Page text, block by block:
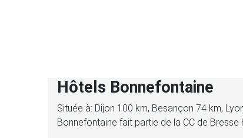
Hôtels Bonnefontaine
Située à: Dijon 100 km, Besançon 74 km,
Bonnefontaine fait partie de la CC de